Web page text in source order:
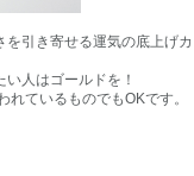
引き寄せる運気の底上げカ
人はゴールドを！
ているものでもOKです。